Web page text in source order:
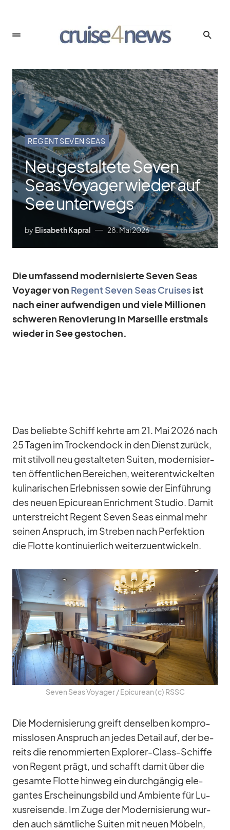
REGENT SEVEN SEAS
Neu gestaltete Seven
Seas Voyager wieder auf
See unterwegs
by Elisabeth Kapral 28. Mai 2026
Die um­fas­send mo­der­ni­sierte Se­ven Seas
Voy­a­ger von Re­gent Se­ven Seas Crui­sesist
nach ei­ner auf­wen­di­gen und viele Mil­lio­nen
schwe­ren Re­no­vie­rung in Mar­seille erst­mals
wie­der in See ge­sto­chen.
Das be­liebte Schiff kehrte am 21. Mai 2026 nach
25 Ta­gen im Tro­cken­dock in den Dienst zu­rück,
mit stil­voll neu ge­stal­te­ten Sui­ten, mo­der­ni­sier­
ten öf­fent­li­chen Be­rei­chen, wei­ter­ent­wi­ckel­ten
ku­li­na­ri­schen Er­leb­nis­sen so­wie der Ein­füh­rung
des neuen Epi­cu­rean En­rich­ment Stu­dio. Da­mit
un­ter­streicht Re­gent Se­ven Seas ein­mal mehr
sei­nen An­spruch, im Stre­ben nach Per­fek­tion
die Flotte kon­ti­nu­ier­lich wei­ter­zu­ent­wi­ckeln.
Se­ven Seas Voy­a­ger /​ Epi­cu­rean (c) RSSC
Die Mo­der­ni­sie­rung greift den­sel­ben kom­pro­
miss­lo­sen An­spruch an je­des De­tail auf, der be­
reits die re­nom­mier­ten Ex­plo­rer-Class-Schiffe
von Re­gent prägt, und schafft da­mit über die
ge­samte Flotte hin­weg ein durch­gän­gig ele­
gan­tes Er­schei­nungs­bild und Am­bi­ente für Lu­
xus­rei­sende. Im Zuge der Mo­der­ni­sie­rung wur­
den auch sämt­li­che Sui­ten mit neuen Mö­beln,